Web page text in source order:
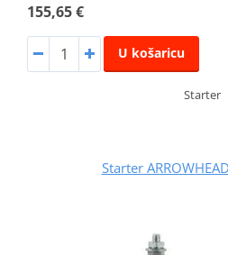
155,65 €
U košaricu
Starter
Starter